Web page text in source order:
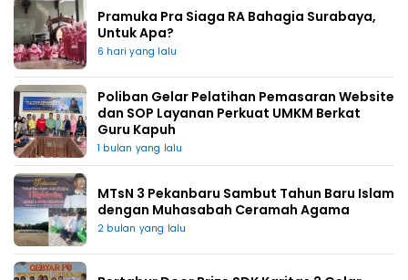
Pramuka Pra Siaga RA Bahagia Surabaya,
Untuk Apa?
6 hari yang lalu
Poliban Gelar Pelatihan Pemasaran Website
dan SOP Layanan Perkuat UMKM Berkat
Guru Kapuh
1 bulan yang lalu
MTsN 3 Pekanbaru Sambut Tahun Baru Islam
dengan Muhasabah Ceramah Agama
2 bulan yang lalu